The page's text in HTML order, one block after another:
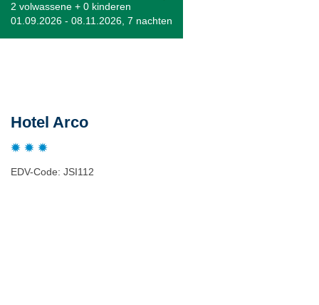
2 volwassene + 0 kinderen
01.09.2026 - 08.11.2026, 7 nachten
Hotel Arco
EDV-Code: JSI112